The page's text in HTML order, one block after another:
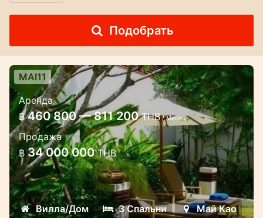
Подобрать
3 спальная вилла на берегу
пляжа Май Као
Эта вилла расположена прямо на пляже
Mai Khao, что дает возможность
наслаждаться прекрасным видом на
океан и удивительными закатами
MAI11
Аренда
฿ 460 800 — 811 200THB/ Месяц
Продажа
฿ 34 000 000THB
Вилла/Дом 3 Спальни Май Као